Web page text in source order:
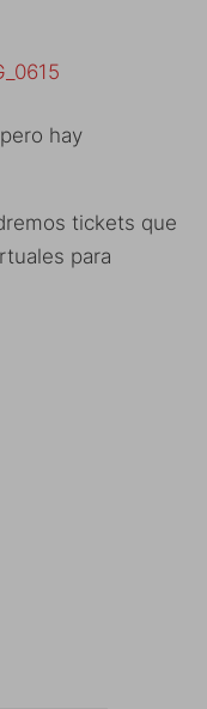
hay
tickets que
para